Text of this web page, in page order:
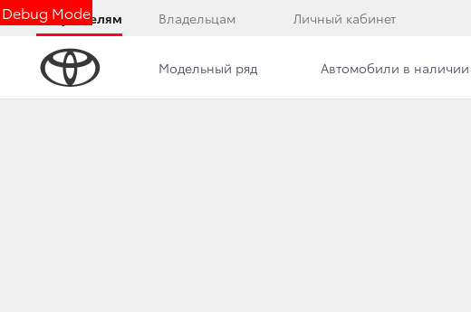
Debug Mode
Покупателям Владельцам Личный кабинет
Модельный ряд Автомобили в наличии
КУПИ TOYOTA RAV